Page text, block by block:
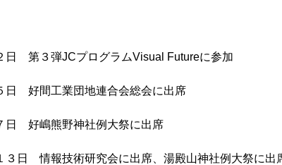
日 第３弾JCプログラムVisual Futureに参加
日 好間工業団地連合会総会に出席
日 好嶋熊野神社例大祭に出席
３日 情報技術研究会に出席、湯殿山神社例大祭に出